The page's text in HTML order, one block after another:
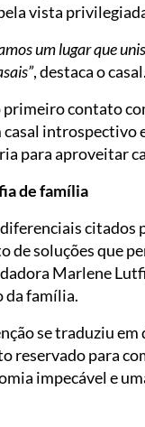
vista
um lugar que
, destaca o casal.
primeiro contato
casal introspectivo
para aproveitar
de família
citados
de soluções que
Marlene
da família.
se traduziu
reservado para
impecável e